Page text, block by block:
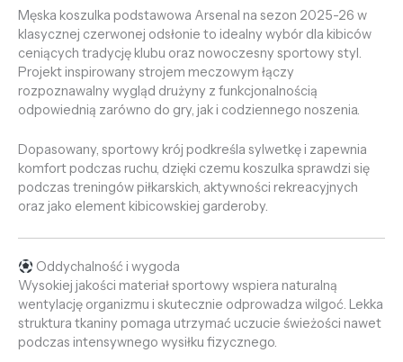
Męska koszulka podstawowa Arsenal na sezon 2025-26 w
klasycznej czerwonej odsłonie to idealny wybór dla kibiców
ceniących tradycję klubu oraz nowoczesny sportowy styl.
Projekt inspirowany strojem meczowym łączy
rozpoznawalny wygląd drużyny z funkcjonalnością
odpowiednią zarówno do gry, jak i codziennego noszenia.
Dopasowany, sportowy krój podkreśla sylwetkę i zapewnia
komfort podczas ruchu, dzięki czemu koszulka sprawdzi się
podczas treningów piłkarskich, aktywności rekreacyjnych
oraz jako element kibicowskiej garderoby.
Oddychalność i wygoda
Wysokiej jakości materiał sportowy wspiera naturalną
wentylację organizmu i skutecznie odprowadza wilgoć. Lekka
struktura tkaniny pomaga utrzymać uczucie świeżości nawet
podczas intensywnego wysiłku fizycznego.